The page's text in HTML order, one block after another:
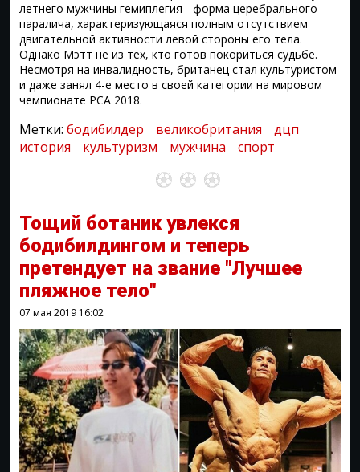
летнего мужчины гемиплегия - форма церебрального
паралича, характеризующаяся полным отсутствием
двигательной активности левой стороны его тела.
Однако Мэтт не из тех, кто готов покориться судьбе.
Несмотря на инвалидность, британец стал культуристом
и даже занял 4-е место в своей категории на мировом
чемпионате PCA 2018.
Метки: бодибилдер великобритания
дцп
история
культуризм мужчина спорт
Тощий ботаник увлекся
бодибилдингом и теперь
претендует на звание "Лучшее
пляжное тело"
07 мая 2019 16:02